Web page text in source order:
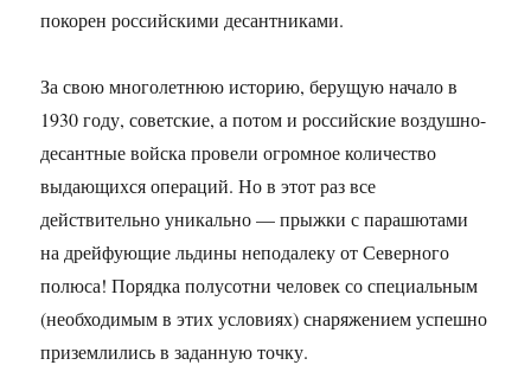
покорен российскими десантниками.
За свою многолетнюю историю, берущую начало в
1930 году, советские, а потом и российские воздушно-
десантные войска провели огромное количество
выдающихся операций. Но в этот раз все
действительно уникально — прыжки с парашютами
на дрейфующие льдины неподалеку от Северного
полюса! Порядка полусотни человек со специальным
(необходимым в этих условиях) снаряжением успешно
приземлились в заданную точку.